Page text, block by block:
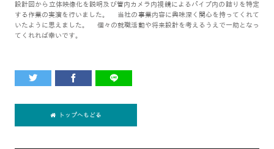
設計図から立体映像化を説明及び管内カメラ内視鏡によるパイプ内の詰りを特定
する作業の実演を行いました。 当社の事業内容に興味深く関心を持ってくれて
いたように思えました。 個々の就職活動や将来設計を考えるうえで一助となっ
てくれれば幸いです。
トップへもどる